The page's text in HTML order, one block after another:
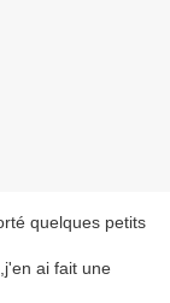
quelques petits
ai fait une